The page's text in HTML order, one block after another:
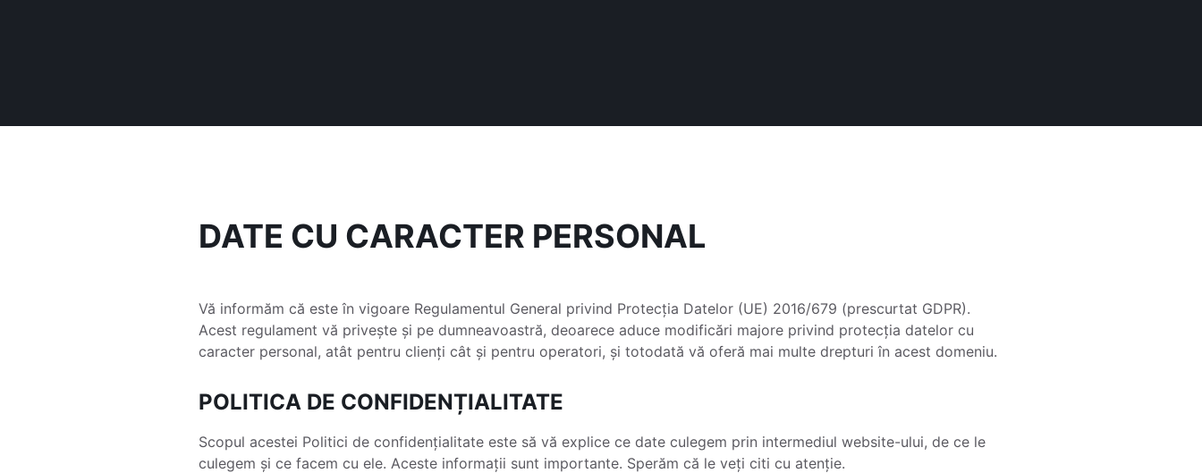
DATE CU CARACTER PERSONAL
Vă informăm că este în vigoare Regulamentul General privind Protecția Datelor (UE) 2016/679 (prescurtat GDPR).
Acest regulament vă privește și pe dumneavoastră, deoarece aduce modificări majore privind protecția datelor cu
caracter personal, atât pentru clienți cât și pentru operatori, și totodată vă oferă mai multe drepturi în acest domeniu.
POLITICA DE CONFIDENȚIALITATE
Scopul acestei Politici de confidențialitate este să vă explice ce date culegem prin intermediul website-ului, de ce le
culegem și ce facem cu ele. Aceste informații sunt importante. Sperăm că le veți citi cu atenție.